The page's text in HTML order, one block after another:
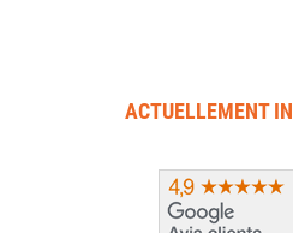
ACTUELLEMENT